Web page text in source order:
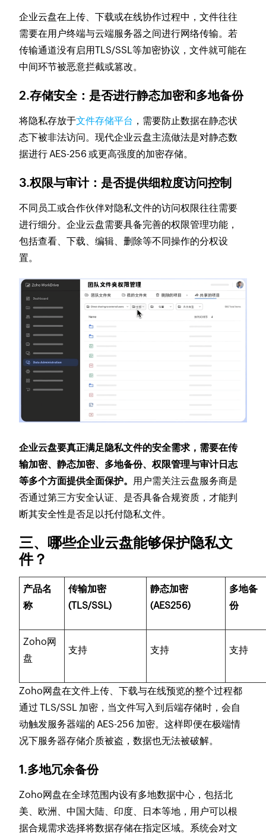
企业云盘在上传、下载或在线协作过程中，文件往往
需要在用户终端与云端服务器之间进行网络传输。若
传输通道没有启用TLS/SSL等加密协议，文件就可能在
中间环节被恶意拦截或篡改。
2.存储安全：是否进行静态加密和多地备份
将隐私存放于文件存储平台 ，需要防止数据在静态状
态下被非法访问。现代企业云盘主流做法是对静态数
据进行 AES-256 或更高强度的加密存储。
3.权限与审计：是否提供细粒度访问控制
不同员工或合作伙伴对隐私文件的访问权限往往需要
进行细分。企业云盘需要具备完善的权限管理功能，
包括查看、下载、编辑、删除等不同操作的分权设
置。
企业云盘要真正满足隐私文件的安全需求，需要在传
输加密、静态加密、多地备份、权限管理与审计日志
等多个方面提供全面保护。 用户需关注云盘服务商是
否通过第三方安全认证、是否具备合规资质，才能判
断其安全性是否足以托付隐私文件。
三、哪些企业云盘能够保护隐私文
件？
产品名
称
传输加密
(TLS/SSL)
静态加密
(AES256)
多地备
份
Zoho网
盘
支持 支持 支持
Zoho网盘在文件上传、下载与在线预览的整个过程都
通过 TLS/SSL 加密，当文件写入到后端存储时，会自
动触发服务器端的 AES-256 加密。这样即便在极端情
况下服务器存储介质被盗，数据也无法被破解。
1.多地冗余备份
Zoho网盘在全球范围内设有多地数据中心，包括北
美、欧洲、中国大陆、印度、日本等地，用户可以根
据合规需求选择将数据存储在指定区域。系统会对文